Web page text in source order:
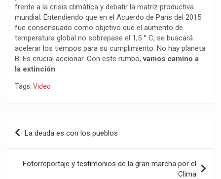
frente a la crisis climática y debatir la matriz productiva
mundial. Entendiendo que en el Acuerdo de París del 2015
fue consensuado como objetivo que el aumento de
temperatura global no sobrepase el 1,5 ° C, se buscará
acelerar los tiempos para su cumplimiento. No hay planeta
B. Es crucial accionar. Con este rumbo,vamos camino a
la extinción .
Tags: Video
Navegación
La deuda es con los pueblos
Fotorreportaje y testimonios de la gran marcha por el
Clima